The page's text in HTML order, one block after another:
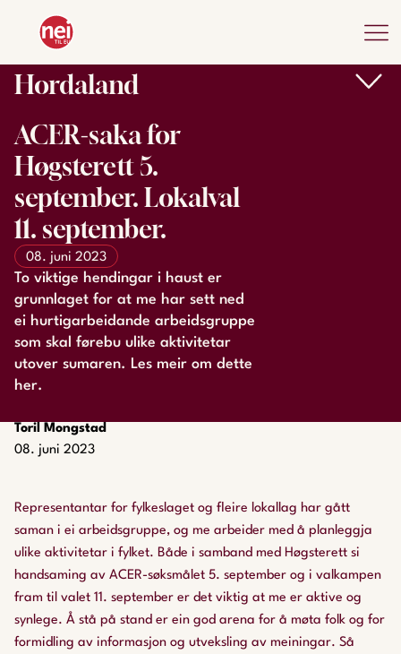
Hordaland
Toril Mongstad
08. juni 2023
ACER-saka for
Høgsterett 5.
september. Lokalval
11. september.
08. juni 2023
To viktige hendingar i haust er
grunnlaget for at me har sett ned
ei hurtigarbeidande arbeidsgruppe
som skal førebu ulike aktivitetar
utover sumaren. Les meir om dette
her.
Representantar for fylkeslaget og fleire lokallag har gått
saman i ei arbeidsgruppe, og me arbeider med å planleggja
ulike aktivitetar i fylket. Både i samband med Høgsterett si
handsaming av ACER-søksmålet 5. september og i valkampen
fram til valet 11. september er det viktig at me er aktive og
synlege. Å stå på stand er ein god arena for å møta folk og for
formidling av informasjon og utveksling av meiningar. Så